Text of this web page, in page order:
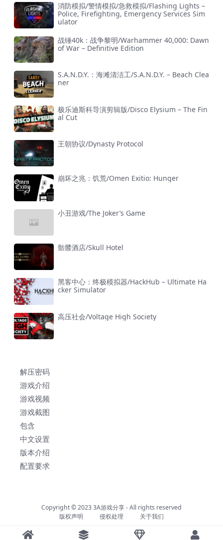
消防模拟/警情模拟/急救模拟/Flashing Lights –
Police, Firefighting, Emergency Services Sim
ulator
战锤40k：战争黎明/Warhammer 40,000: Dawn
of War – Definitive Edition
S.A.N.D.Y.：海滩清洁工/S.A.N.D.Y. – Beach Clea
ner
极乐迪斯科导演剪辑版/Disco Elysium – The Fin
al Cut
王朝协议/Dynasty Protocol
崩坏之兆：饥荒/Omen Exitio: Hunger
小丑游戏/The Joker’s Game
骷髅酒店/Skull Hotel
黑客中心：终极模拟器/HackHub – Ultimate Ha
cker Simulator
高压社会/Voltage High Society
解压密码
游戏介绍
游戏视频
游戏截图
包含
中文设置
版本介绍
配置要求
Copyright © 20233A游戏分享- All rights reserved
版权声明
侵权处理 关于我们